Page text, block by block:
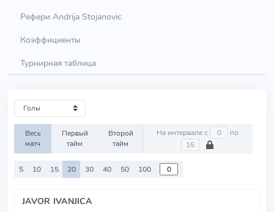
Рефери Andrija Stojanovic
Коэффициенты
Турнирная таблица
Весь
матч
Первый
тайм
Второй
тайм
На интервале с по
5 10 15 20 30 40 50 100
JAVOR IVANJICA